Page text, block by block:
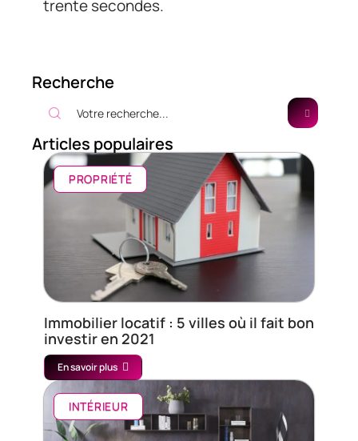
trente secondes.
Recherche
Articles populaires
PROPRIÉTÉ
Immobilier locatif : 5 villes où il fait bon
investir en 2021
En savoir plus
INTÉRIEUR